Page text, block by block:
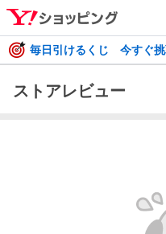
毎日引けるくじ 今すぐ
ストアレビュー